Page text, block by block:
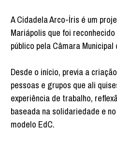
A Cidadela Arco-Íris é um
Mariápolis que foi
público pela Câmara Municipal
Desde o início, previa a
pessoas e grupos que ali
experiência de trabalho,
baseada na solidariedade e
modelo EdC.